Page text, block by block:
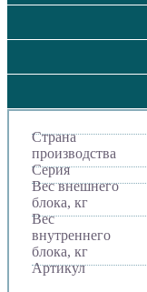
Страна
производства
Серия
Вес внешнего
блока, кг
Вес
внутреннего
блока, кг
Артикул